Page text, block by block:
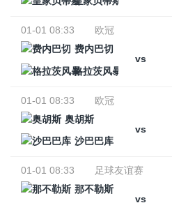
01-01 08:33
欧冠
费内巴切
vs
格拉茨风暴
01-01 08:33
欧冠
奥胡斯
vs
沙巴巴库
01-01 08:33
足球友谊赛
那不勒斯
vs